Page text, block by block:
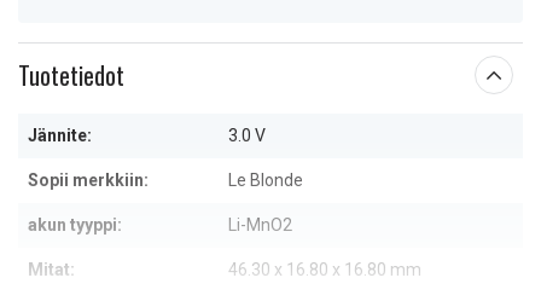
Tuotetiedot
Jännite: 3.0 V
Sopii merkkiin: Le Blonde
akun tyyppi: Li-MnO2
Mitat: 46.30 x 16.80 x 16.80 mm